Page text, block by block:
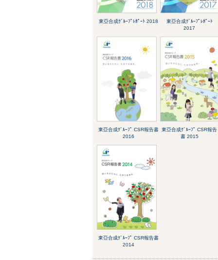
東亞合成ｸﾞﾙｰﾌﾟﾚﾎﾟｰﾄ 2018
東亞合成ｸﾞﾙｰﾌﾟﾚﾎﾟｰﾄ
2017
東亞合成ｸﾞﾙｰﾌﾟ CSR報告書
2016
東亞合成ｸﾞﾙｰﾌﾟ CSR報告
書 2015
東亞合成ｸﾞﾙｰﾌﾟ CSR報告書
2014